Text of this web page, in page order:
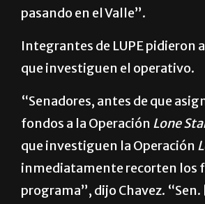
pasando en el Valle”.
Integrantes de LUPE pidieron
que investiguen el operativo.
“Senadores, antes de que
fondos a la Operación Lone
que investiguen la Operación
inmediatamente recorten los
programa”, dijo Chavez.